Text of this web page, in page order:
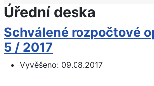
Úřední deska
Schválené rozpočtové
5 / 2017
Vyvěšeno: 09.08.2017